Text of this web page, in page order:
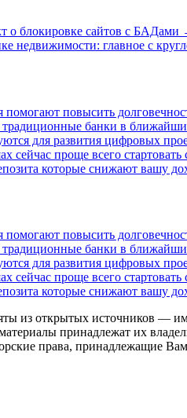
о блокировке сайтов с БАДами
недвижимости: главное с
повысить
традиционные банки в
для развития цифровых
сейчас проще всего стартовать
которые снижают вашу
повысить
традиционные банки в
для развития цифровых
сейчас проще всего стартовать
которые снижают вашу
из открытых источников —
принадлежат их
права, принадлежащие